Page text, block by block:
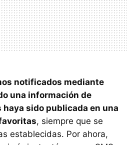
notificados mediante
una información de
sido publicada en una
, siempre que se
establecidas. Por ahora,